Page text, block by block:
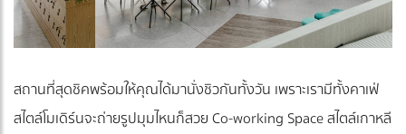
สถานที่สุดชิคพร้อมให้คุณได้มานั่งชิวกันทั้งวัน เพราะเรามีทั้งคาเฟ่
สไตล์โมเดิร์นจะถ่ายรูปมุมไหนก็สวย Co-working Space สไตล์เกาหลี